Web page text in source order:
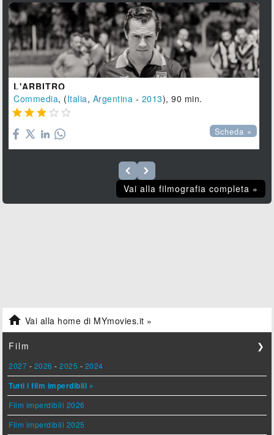
L'ARBITRO
Commedia, (Italia, Argentina - 2013), 90 min.
    
Scheda »
Vai alla filmografia completa »
 Vai alla home di MYmovies.it »
Film ❯
2027 - 2026 -2025 - 2024
Tutti i film imperdibili »
Film imperdibili 2026
Film imperdibili 2025